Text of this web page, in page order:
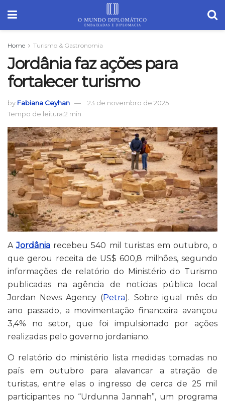
Home Turismo & Gastronomia
Jordânia faz ações para
fortalecer turismo
by Fabiana Ceyhan
23 de novembro de 2025
Tempo de leitura:2 min
AJordânia recebeu 540 mil turistas em outubro, o
que gerou receita de US$ 600,8 milhões, segundo
informações de relatório do Ministério do Turismo
publicadas na agência de notícias pública local
Jordan News Agency (Petra). Sobre igual mês do
ano passado, a movimentação financeira avançou
3,4% no setor, que foi impulsionado por ações
realizadas pelo governo jordaniano.
O relatório do ministério lista medidas tomadas no
país em outubro para alavancar a atração de
turistas, entre elas o ingresso de cerca de 25 mil
participantes no “Urdunna Jannah”, um programa